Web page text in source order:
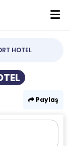
HOTEL
Paylaş